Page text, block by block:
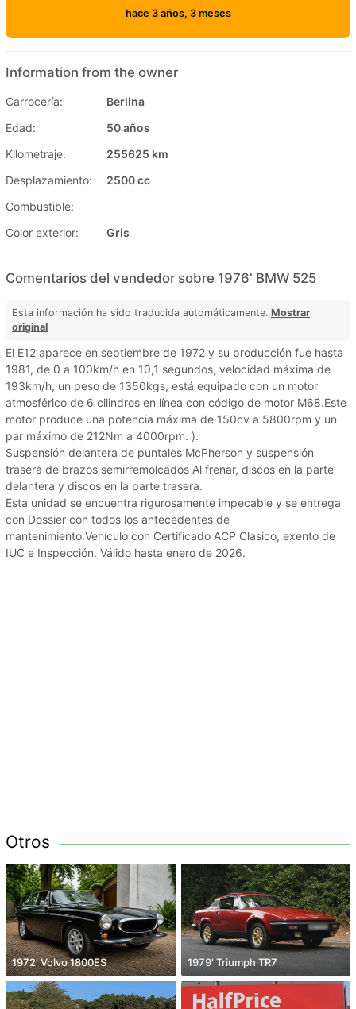
hace 3 años, 3 meses
Information from the owner
Carrocería:
Berlina
Edad:
50 años
Kilometraje:
255625 km
Desplazamiento:
2500 cc
Combustible:
Color exterior:
Gris
Comentarios del vendedor sobre 1976' BMW 525
Esta información ha sido traducida automáticamente. Mostrar
original
El E12 aparece en septiembre de 1972 y su producción fue hasta
1981, de 0 a 100km/h en 10,1 segundos, velocidad máxima de
193km/h, un peso de 1350kgs, está equipado con un motor
atmosférico de 6 cilindros en línea con código de motor M68.Este
motor produce una potencia máxima de 150cv a 5800rpm y un
par máximo de 212Nm a 4000rpm. ).
Suspensión delantera de puntales McPherson y suspensión
trasera de brazos semirremolcados Al frenar, discos en la parte
delantera y discos en la parte trasera.
Esta unidad se encuentra rigurosamente impecable y se entrega
con Dossier con todos los antecedentes de
mantenimiento.Vehículo con Certificado ACP Clásico, exento de
IUC e Inspección. Válido hasta enero de 2026.
Otros
1972' Volvo 1800ES 1979' Triumph TR7